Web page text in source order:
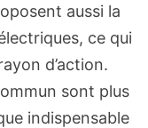
aussi la
ce qui
d’action.
sont plus
indispensable